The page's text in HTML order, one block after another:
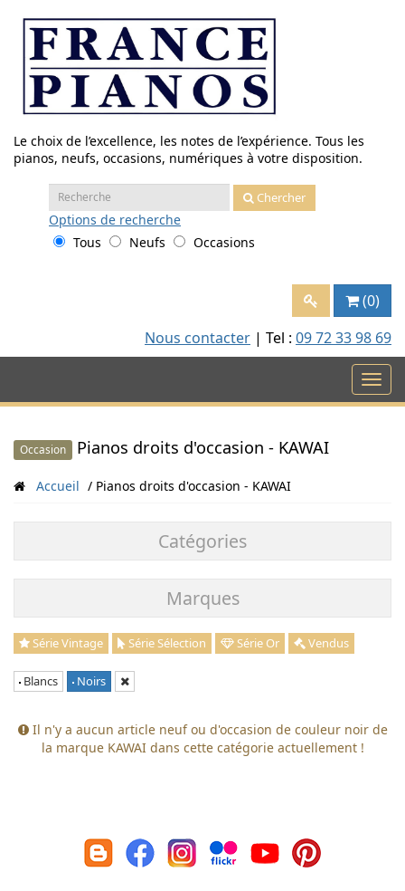
contenu
Le choix de l’excellence, les notes de l’expérience. Tous les
pianos, neufs, occasions, numériques à votre disposition.
Recherche
:
Chercher
Options de recherche
Tous
Neufs Occasions
(0)
Nous contacter | Tel : 09 72 33 98 69
Occasion Pianos droits d'occasion - KAWAI
Accueil Pianos droits d'occasion - KAWAI
Catégories
Marques
Série Vintage Série Sélection Série Or Vendus
Blancs Noirs
Il n'y a aucun article neuf ou d'occasion de couleur noir de
la marque KAWAI dans cette catégorie actuellement !